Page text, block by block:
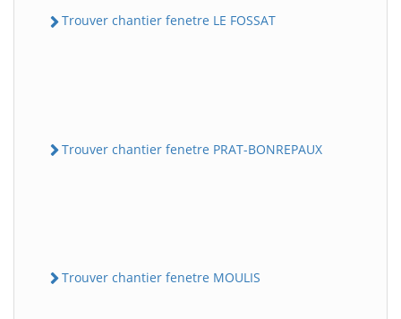
Trouver chantier fenetre LE FOSSAT
Trouver chantier fenetre PRAT-BONREPAUX
Trouver chantier fenetre MOULIS